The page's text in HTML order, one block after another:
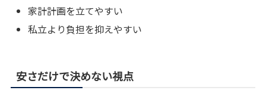
家計計画を立てやすい
私立より負担を抑えやすい
安さだけで決めない視点